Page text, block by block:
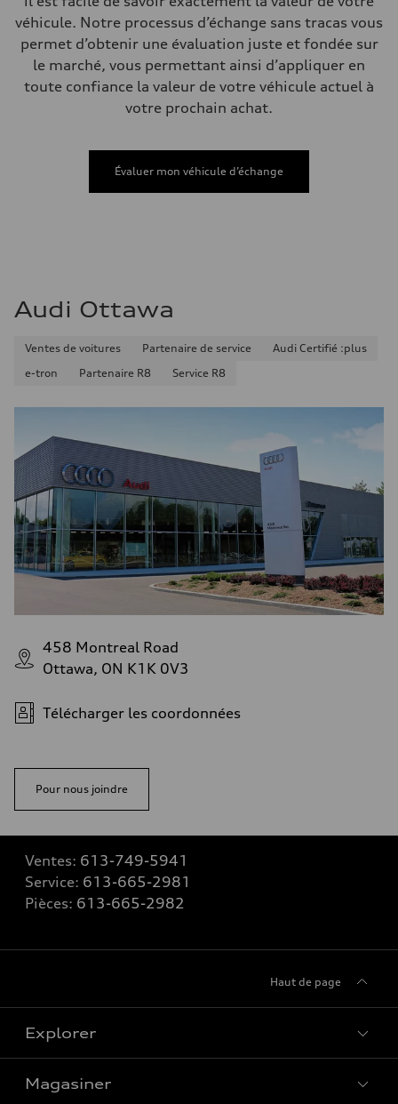
Données de rendement
Vitesse de pointe
210 km/h
Accélération de 0 à 100 km/h
4.8 seconds
12.1 l/100 km
Consommation – autoroute
Consommation combinée
véhicule. Notre processus d’échange sans tracas vous
permet d’obtenir une évaluation juste et fondée sur
le marché, vous permettant ainsi d’appliquer en
toute confiance la valeur de votre véhicule actuel à
votre prochain achat.
Évaluer mon véhicule d’échange
Audi Ottawa
Ventes de voitures Partenaire de service
Audi Certifié :plus
e-tron
Partenaire R8 Service R8
458 Montreal Road
Ottawa, ON K1K 0V3
Télécharger les coordonnées
Pour nous joindre
Ventes: 613-749-5941
Service: 613-665-2981
Pièces: 613-665-2982
Haut de page
Explorer
Voir tous les modèles
Magasiner